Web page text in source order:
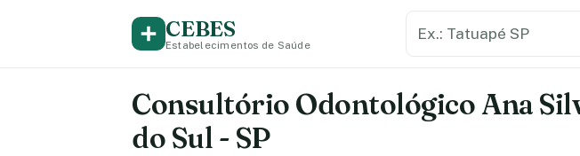
CEBES
Estabelecimentos de Saúde
Consultório Odontológico Ana
do Sul - SP